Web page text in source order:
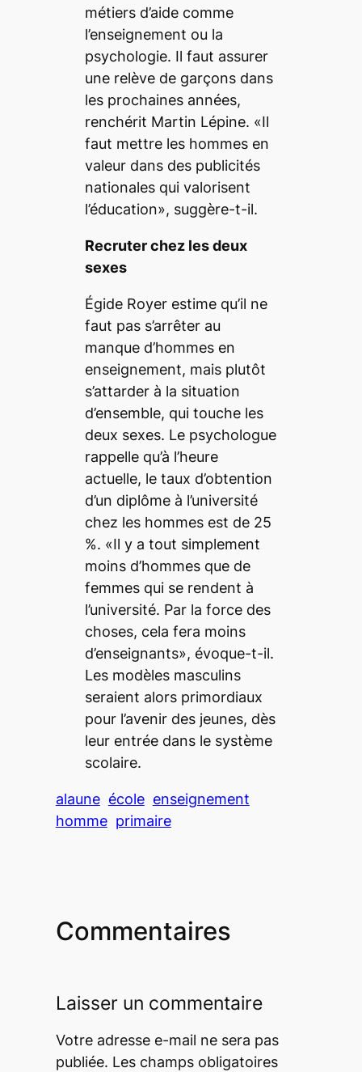
métiers d’aide comme
l’enseignement ou la
psychologie. Il faut assurer
une relève de garçons dans
les prochaines années,
renchérit Martin Lépine. «Il
faut mettre les hommes en
valeur dans des publicités
nationales qui valorisent
l’éducation», suggère-t-il.
Recruter chez les deux
sexes
Égide Royer estime qu’il ne
faut pas s’arrêter au
manque d’hommes en
enseignement, mais plutôt
s’attarder à la situation
d’ensemble, qui touche les
deux sexes. Le psychologue
rappelle qu’à l’heure
actuelle, le taux d’obtention
d’un diplôme à l’université
chez les hommes est de 25
%. «Il y a tout simplement
moins d’hommes que de
femmes qui se rendent à
l’université. Par la force des
choses, cela fera moins
d’enseignants», évoque-t-il.
Les modèles masculins
seraient alors primordiaux
pour l’avenir des jeunes, dès
leur entrée dans le système
scolaire.
alaune école enseignement
homme primaire
Commentaires
Laisser un commentaire
Votre adresse e-mail ne sera pas
publiée. Les champs obligatoires